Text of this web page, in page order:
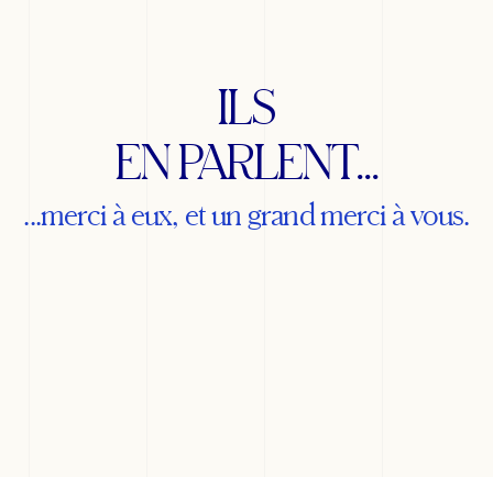
ILS
EN PARLENT...
...merci à eux, et un grand merci à vous.